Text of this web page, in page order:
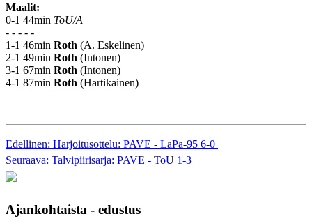
Maalit:
0-1 44min ToU/A
- - - - -
1-1 46min Roth (A. Eskelinen)
2-1 49min Roth (Intonen)
3-1 67min Roth (Intonen)
4-1 87min Roth (Hartikainen)
Edellinen: Harjoitusottelu: PAVE - LaPa-95 6-0 |
Seuraava: Talvipiirisarja: PAVE - ToU 1-3
Ajankohtaista - edustus